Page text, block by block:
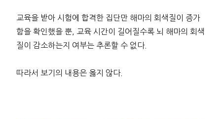
교육을 받아 시험에 합격한 집단만 해마의 회색질이 증가
함을 확인했을 뿐, 교육 시간이 길어질수록 뇌 해마의 회색
질이 감소하는지 여부는 추론할 수 없다.
따라서 보기의 내용은 옳지 않다.